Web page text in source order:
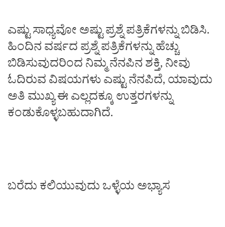
ಎಷ್ಟು ಸಾಧ್ಯವೋ ಅಷ್ಟು ಪ್ರಶ್ನೆ ಪತ್ರಿಕೆಗಳನ್ನು ಬಿಡಿಸಿ.
ಹಿಂದಿನ ವರ್ಷದ ಪ್ರಶ್ನೆ ಪತ್ರಿಕೆಗಳನ್ನು ಹೆಚ್ಚು
ಬಿಡಿಸುವುದರಿಂದ ನಿಮ್ಮ ನೆನಪಿನ ಶಕ್ತಿ, ನೀವು
ಓದಿರುವ ವಿಷಯಗಳು ಎಷ್ಟು ನೆನಪಿದೆ, ಯಾವುದು
ಅತಿ ಮುಖ್ಯ ಈ ಎಲ್ಲದಕ್ಕೂ ಉತ್ತರಗಳನ್ನು
ಕಂಡುಕೊಳ್ಳಬಹುದಾಗಿದೆ.
ಬರೆದು ಕಲಿಯುವುದು ಒಳ್ಳೆಯ ಅಭ್ಯಾಸ